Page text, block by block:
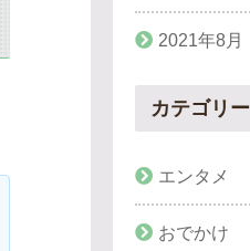
2021年8月
カテゴリー
エンタメ
おでかけ